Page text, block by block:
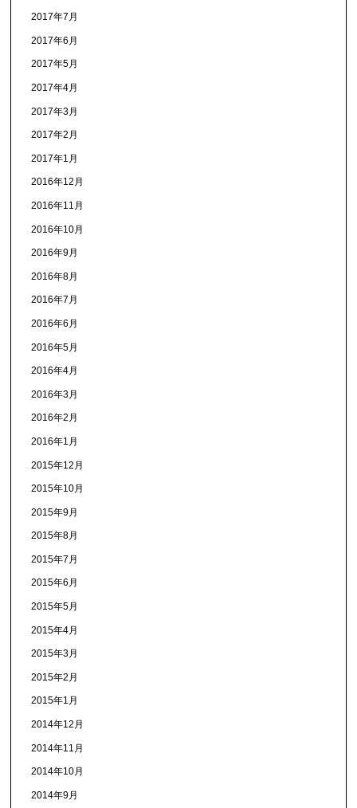
2017年7月
2017年6月
2017年5月
2017年4月
2017年3月
2017年2月
2017年1月
2016年12月
2016年11月
2016年10月
2016年9月
2016年8月
2016年7月
2016年6月
2016年5月
2016年4月
2016年3月
2016年2月
2016年1月
2015年12月
2015年10月
2015年9月
2015年8月
2015年7月
2015年6月
2015年5月
2015年4月
2015年3月
2015年2月
2015年1月
2014年12月
2014年11月
2014年10月
2014年9月